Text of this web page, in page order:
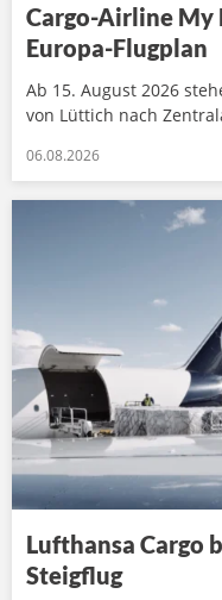
Cargo-Airline My
Europa-Flugplan
Ab 15. August 2026
von Lüttich nach
06.08.2026
Lufthansa Cargo
Steigflug